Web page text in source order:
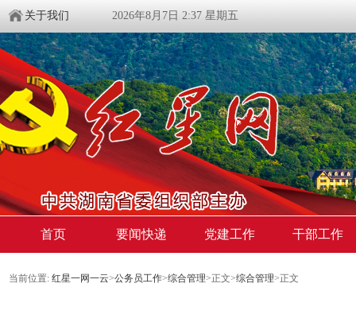
关于我们 2026年8月7日 2:37 星期五
首页 要闻快递 党建工作 干部工作
当前位置: 红星一网一云>公务员工作>综合管理>正文>综合管理>正文